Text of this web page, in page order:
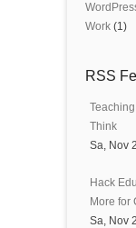
Work (1)
RSS
Think
Sa, Nov
Hack
More for
Sa, Nov